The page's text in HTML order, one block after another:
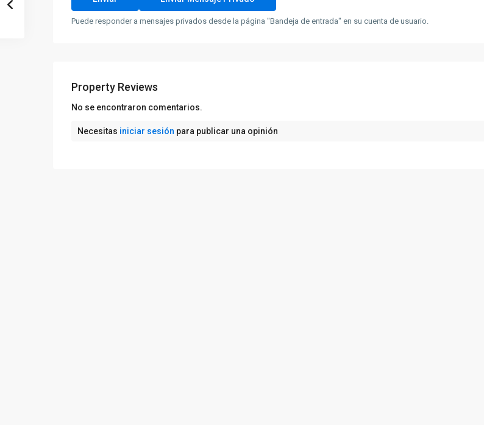
Puede responder a mensajes privados desde la página "Bandeja de entrada" en su cuenta de usuario.
Property Reviews
No se encontraron comentarios.
Necesitas iniciar sesión para publicar una opinión